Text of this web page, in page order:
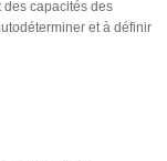
des capacités des
et à définir